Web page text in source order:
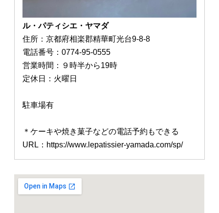
ル・パティシエ・ヤマダ
住所：京都府相楽郡精華町光台9-8-8
電話番号：0774-95-0555
営業時間：９時半から19時
定休日：火曜日
駐車場有
＊ケーキや焼き菓子などの電話予約もできる
URL：https://www.lepatissier-yamada.com/sp/